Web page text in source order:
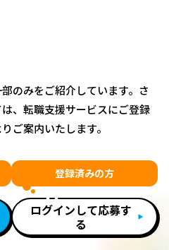
のみをご紹介しています。さ
、転職支援サービスにご登録
ご案内いたします。
登録済みの方
ログインして応募す
る